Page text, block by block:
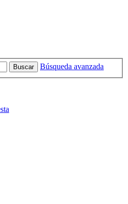
Buscar Búsqueda avanzada